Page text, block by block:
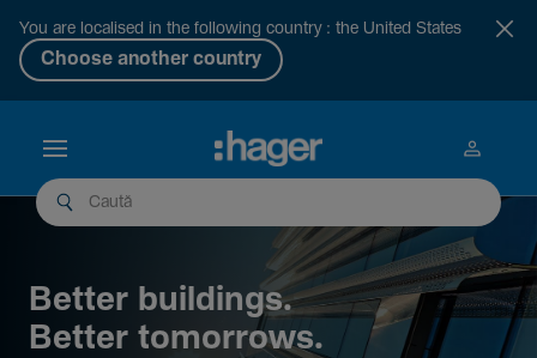
You are localised in the following country : the United States
Choose another country
Better buil­dings.
Better tomor­rows.